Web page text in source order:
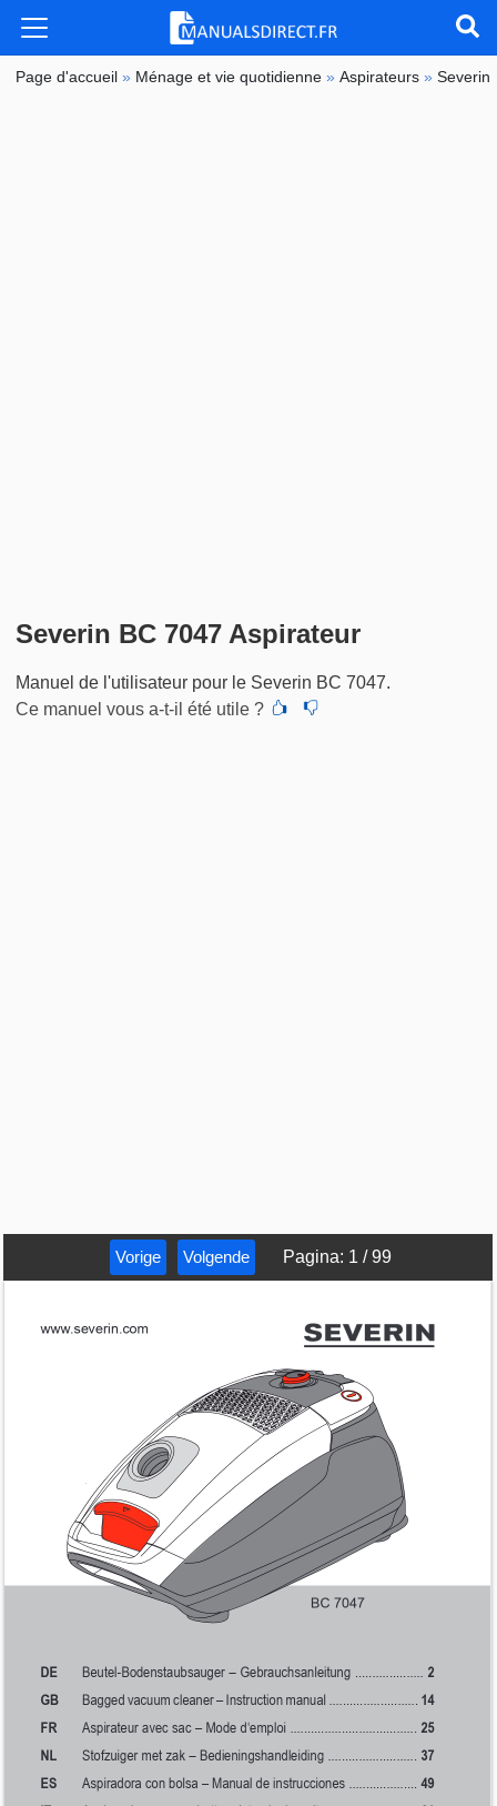
Page d'accueil » Ménage et vie quotidienne »Aspirateurs »Severin
Severin BC 7047 Aspirateur
Manuel de l'utilisateur pour le Severin BC 7047.
Ce manuel vous a-t-il été utile ?
Vorige Volgende Pagina: 1 /99